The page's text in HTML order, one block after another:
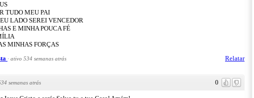
TUDO MEU PAI
LADO SEREI VENCEDOR
E MINHA POUCA FÉ
MINHAS FORÇAS
Relatar
· ativo 534 semanas atrás
0
semanas atrás